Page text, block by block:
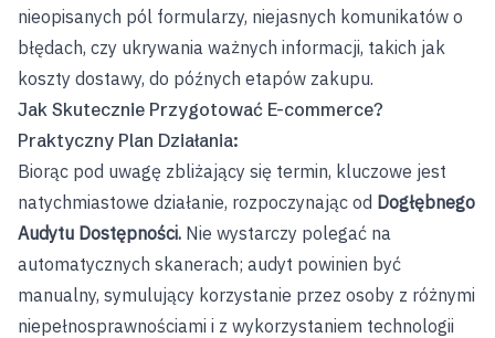
nieopisanych pól formularzy, niejasnych komunikatów o
błędach, czy ukrywania ważnych informacji, takich jak
koszty dostawy, do późnych etapów zakupu.
Jak Skutecznie Przygotować E-commerce?
Praktyczny Plan Działania:
Biorąc pod uwagę zbliżający się termin, kluczowe jest
natychmiastowe działanie, rozpoczynając od Dogłębnego
Audytu Dostępności. Nie wystarczy polegać na
automatycznych skanerach; audyt powinien być
manualny, symulujący korzystanie przez osoby z różnymi
niepełnosprawnościami i z wykorzystaniem technologii